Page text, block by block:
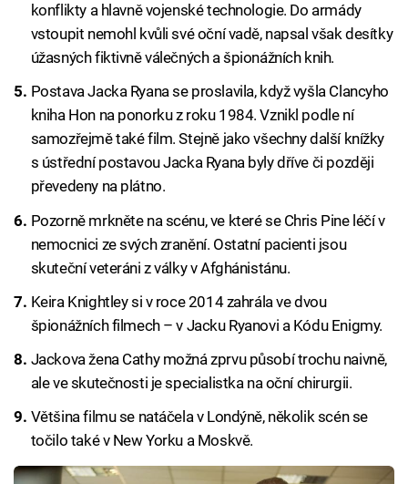
konflikty a hlavně vojenské technologie. Do armády
vstoupit nemohl kvůli své oční vadě, napsal však desítky
úžasných fiktivně válečných a špionážních knih.
Postava Jacka Ryana se proslavila, když vyšla Clancyho
kniha Hon na ponorku z roku 1984. Vznikl podle ní
samozřejmě také film. Stejně jako všechny další knížky
s ústřední postavou Jacka Ryana byly dříve či později
převedeny na plátno.
Pozorně mrkněte na scénu, ve které se Chris Pine léčí v
nemocnici ze svých zranění. Ostatní pacienti jsou
skuteční veteráni z války v Afghánistánu.
Keira Knightley si v roce 2014 zahrála ve dvou
špionážních filmech – v Jacku Ryanovi a Kódu Enigmy.
Jackova žena Cathy možná zprvu působí trochu naivně,
ale ve skutečnosti je specialistka na oční chirurgii.
Většina filmu se natáčela v Londýně, několik scén se
točilo také v New Yorku a Moskvě.